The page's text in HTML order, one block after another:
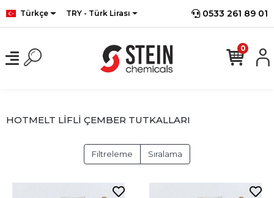
Türkçe TRY - Türk Lirası 0533 261 89 01
0
HOTMELT LİFLİ ÇEMBER TUTKALLARI
Filtreleme Sıralama